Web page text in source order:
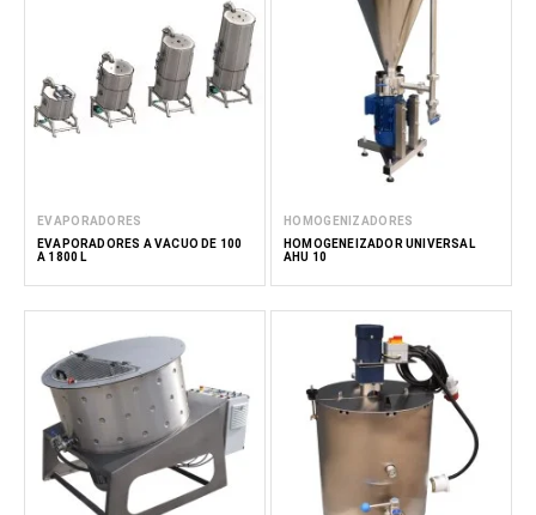
EVAPORADORES
EVAPORADORES A VÁCUO DE 100
A 1800 L
HOMOGENIZADORES
HOMOGENEIZADOR UNIVERSAL
AHU 10